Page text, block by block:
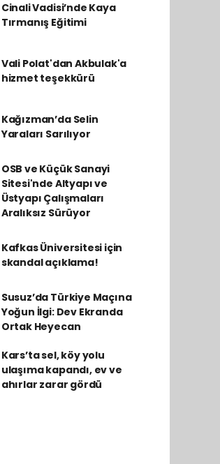
Cinali Vadisi’nde Kaya
Tırmanış Eğitimi
Vali Polat'dan Akbulak'a
hizmet teşekkürü
Kağızman’da Selin
Yaraları Sarılıyor
OSB ve Küçük Sanayi
Sitesi'nde Altyapı ve
Üstyapı Çalışmaları
Aralıksız Sürüyor
Kafkas Üniversitesi için
skandal açıklama!
Susuz’da Türkiye Maçına
Yoğun İlgi: Dev Ekranda
Ortak Heyecan
Kars’ta sel, köy yolu
ulaşıma kapandı, ev ve
ahırlar zarar gördü